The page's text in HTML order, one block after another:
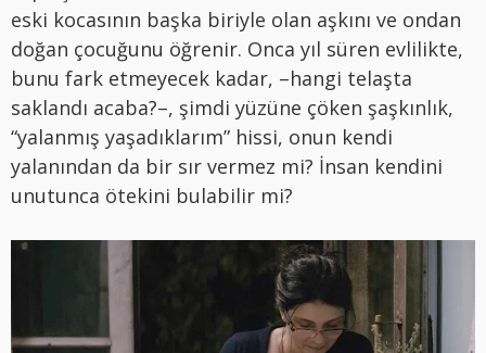
eski kocasının başka biriyle olan aşkını ve ondan
doğan çocuğunu öğrenir. Onca yıl süren evlilikte,
bunu fark etmeyecek kadar, –hangi telaşta
saklandı acaba?–, şimdi yüzüne çöken şaşkınlık,
“yalanmış yaşadıklarım” hissi, onun kendi
yalanından da bir sır vermez mi? İnsan kendini
unutunca ötekini bulabilir mi?